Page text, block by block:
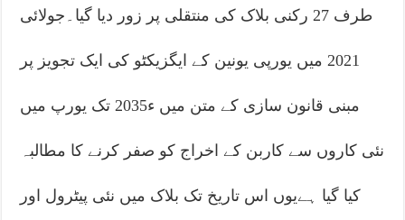
طرف 27 رکنی بلاک کی منتقلی پر زور دیا گیا۔جولائی
2021 میں یورپی یونین کے ایگزیکٹو کی ایک تجویز پر
مبنی قانون سازی کے متن میں ء2035 تک یورپ میں
نئی کاروں سے کاربن کے اخراج کو صفر کرنے کا مطالبہ
کیا گیا ہےیوں اس تاریخ تک بلاک میں نئی پیٹرول اور